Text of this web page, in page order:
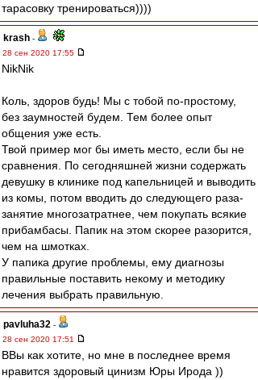
тарасовку тренироваться))))
krash -
28 сен 2020 17:55
NikNik
Коль, здоров будь! Мы с тобой по-простому,
без заумностей будем. Тем более опыт
общения уже есть.
Твой пример мог бы иметь место, если бы не
сравнения. По сегодняшней жизни содержать
девушку в клинике под капельницей и выводить
из комы, потом вводить до следующего раза-
занятие многозатратнее, чем покупать всякие
прибамбасы. Папик на этом скорее разорится,
чем на шмотках.
У папика другие проблемы, ему диагнозы
правильные поставить некому и методику
лечения выбрать правильную.
pavluha32 -
28 сен 2020 17:51
ВВы как хотите, но мне в последнее время
нравится здоровый цинизм Юры Ирода ))